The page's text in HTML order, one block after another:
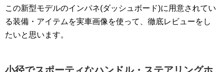
この新型モデルのインパネ(ダッシュボード)に用意されてい
る装備・アイテムを実車画像を使って、徹底レビューをし
たいと思います。
小径でスポーティなハンドル・ステアリングホ